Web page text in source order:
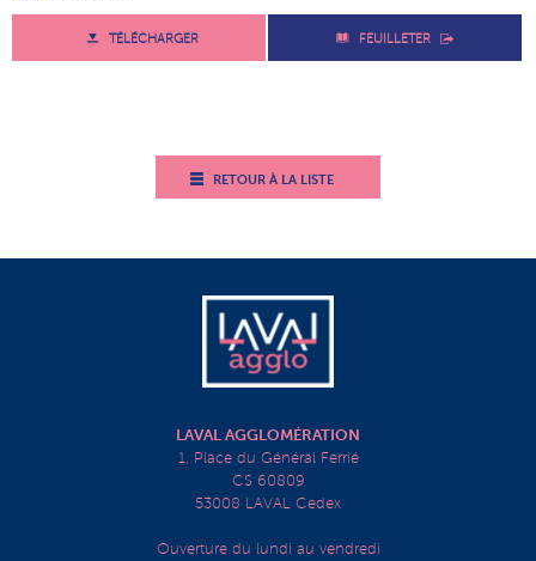
TÉLÉCHARGER FEUILLETER
RETOUR À LA LISTE
LAVAL AGGLOMÉRATION
1, Place du Général Ferrié
CS 60809
53008 LAVAL Cedex
Ouverture du lundi au vendredi